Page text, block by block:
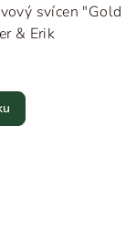
svícen "Gold
& Erik